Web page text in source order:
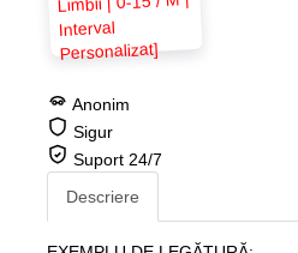
Anonim
Sigur
Suport 24/7
Descriere